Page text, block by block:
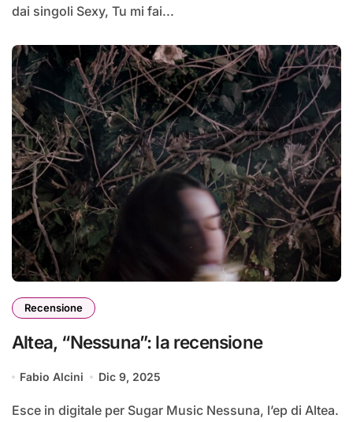
dai singoli Sexy, Tu mi fai...
Recensione
Altea, “Nessuna”: la recensione
Fabio Alcini Dic 9, 2025
Esce in digitale per Sugar Music Nessuna, l’ep di Altea.